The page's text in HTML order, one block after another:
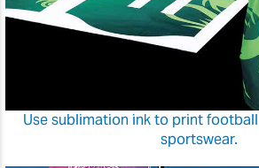
Use sublimation ink to print
sportswear.